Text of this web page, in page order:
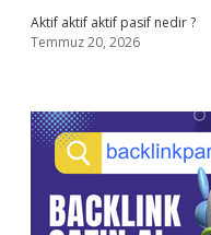
Aktif aktif aktif pasif nedir ?
Temmuz 20, 2026